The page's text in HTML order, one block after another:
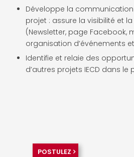
Développe la
projet : assure la visibilité et
(Newsletter, page Facebook,
organisation d’événements
Identifie et relaie des
d’autres projets IECD dans le
POSTULEZ